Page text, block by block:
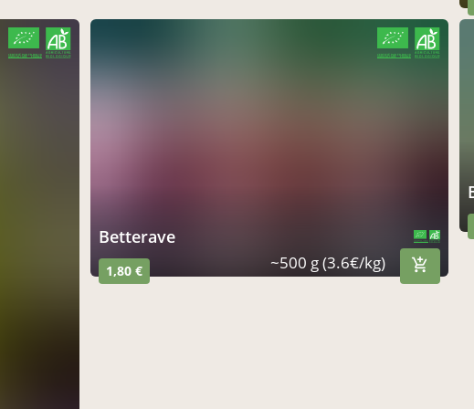
CERTIFIÉ PAR FR-BIO-10
AGRICULTURE FRANCE
Betterave
1,80 € ~500 g (3.6€/kg)
CERTIFIÉ PAR FR-BIO-10
AGRICULTURE FRANCE